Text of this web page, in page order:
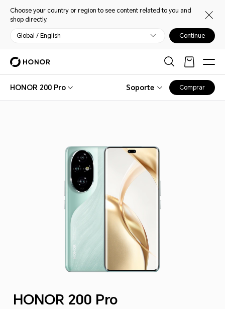
Choose your country or region to see content related to you and
shop directly.
Global / English Continue
HONOR 200 Pro Soporte Comprar
HONOR 200 Pro